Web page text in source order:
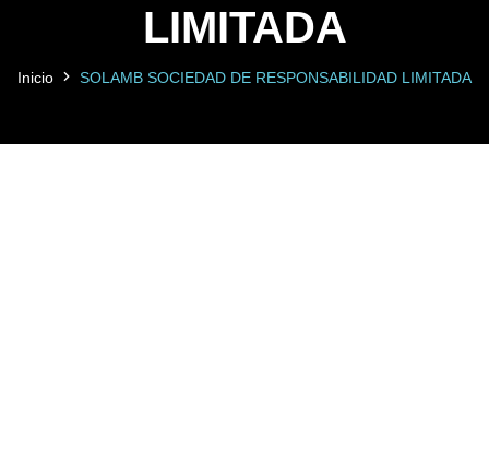
LIMITADA
Inicio SOLAMB SOCIEDAD DE RESPONSABILIDAD LIMITADA